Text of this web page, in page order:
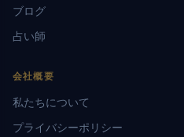
ブログ
占い師
会社概要
私たちについて
プライバシーポリシー